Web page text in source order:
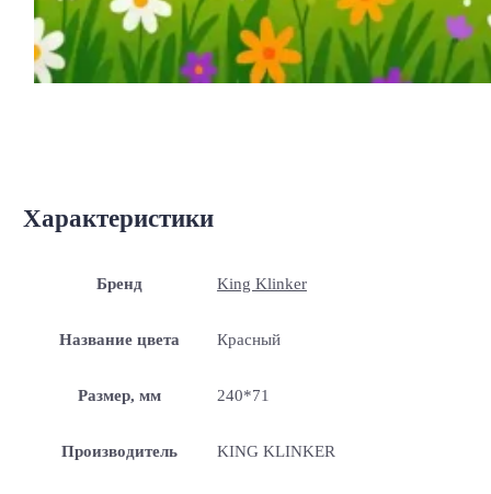
Характеристики
Бренд King Klinker
Название цвета Красный
Размер, мм 240*71
Производитель KING KLINKER